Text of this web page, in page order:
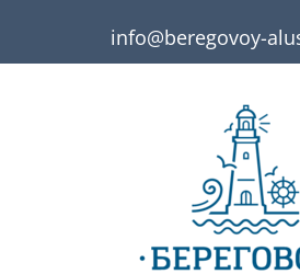
info@beregovoy-